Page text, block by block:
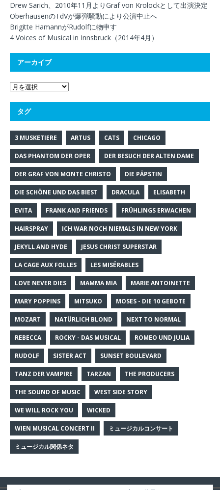
Drew Sarich、2010年11月よりGraf von Krolockとして出演決定
OberhausenのTdVが爆弾騒動により公演中止へ
Brigitte HamannがRudolfに物申す
4 Voices of Musical in Innsbruck（2014年4月）
アーカイブ
タグ
3 MUSKETIERE ARTUS CATS CHICAGO
DAS PHANTOM DER OPER DER BESUCH DER ALTEN DAME
DER GRAF VON MONTE CHRISTO DIE PÄPSTIN
DIE SCHÖNE UND DAS BIEST DRACULA ELISABETH
EVITA FRANK AND FRIENDS FRÜHLINGS ERWACHEN
HAIRSPRAY ICH WAR NOCH NIEMALS IN NEW YORK
JEKYLL AND HYDE JESUS CHRIST SUPERSTAR
LA CAGE AUX FOLLES LES MISÉRABLES
LOVE NEVER DIES MAMMA MIA MARIE ANTOINETTE
MARY POPPINS MITSUKO MOSES - DIE 10 GEBOTE
MOZART NATÜRLICH BLOND NEXT TO NORMAL
REBECCA ROCKY - DAS MUSICAL ROMEO UND JULIA
RUDOLF SISTER ACT SUNSET BOULEVARD
TANZ DER VAMPIRE TARZAN THE PRODUCERS
THE SOUND OF MUSIC WEST SIDE STORY
WE WILL ROCK YOU WICKED
WIEN MUSICAL CONCERT II ミュージカルコンサート
ミュージカル関係ネタ